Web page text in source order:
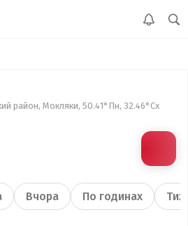
район, Мокляки, 50.41°Пн, 32.46°Сх
Вчора По годинах